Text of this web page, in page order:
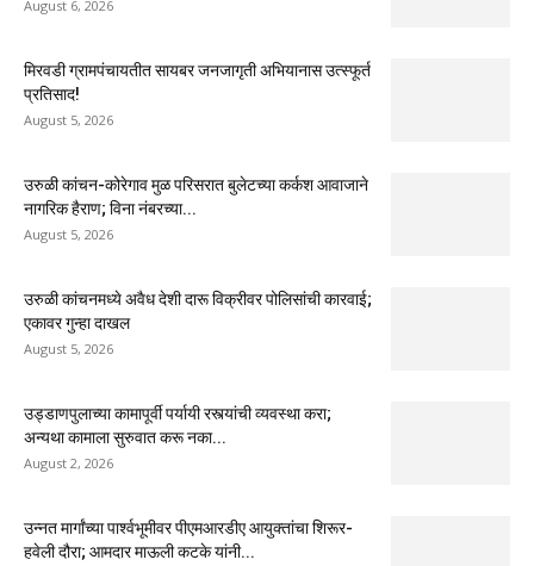
August 6, 2026
मिरवडी ग्रामपंचायतीत सायबर जनजागृती अभियानास उत्स्फूर्त
प्रतिसाद!
August 5, 2026
उरुळी कांचन-कोरेगाव मुळ परिसरात बुलेटच्या कर्कश आवाजाने
नागरिक हैराण; विना नंबरच्या...
August 5, 2026
उरुळी कांचनमध्ये अवैध देशी दारू विक्रीवर पोलिसांची कारवाई;
एकावर गुन्हा दाखल
August 5, 2026
उड्डाणपुलाच्या कामापूर्वी पर्यायी रस्त्यांची व्यवस्था करा;
अन्यथा कामाला सुरुवात करू नका...
August 2, 2026
उन्नत मार्गांच्या पार्श्वभूमीवर पीएमआरडीए आयुक्तांचा शिरूर-
हवेली दौरा; आमदार माऊली कटके यांनी...